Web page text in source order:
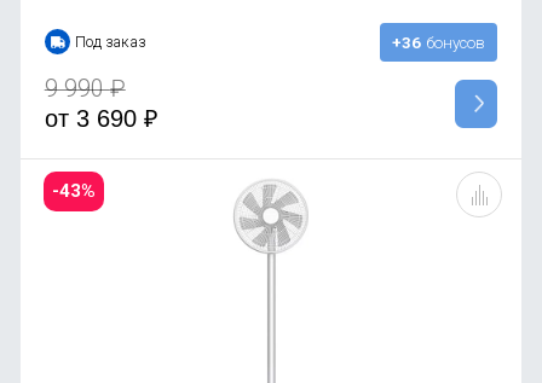
Под заказ +36 бонусов
от3 690 ₽
9 990₽
-43%